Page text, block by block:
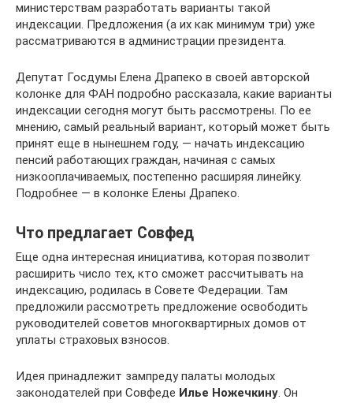
министерствам разработать варианты такой
индексации. Предложения (а их как минимум три) уже
рассматриваются в администрации президента.
Депутат Госдумы Елена Драпеко в своей авторской
колонке для ФАН подробно рассказала, какие варианты
индексации сегодня могут быть рассмотрены. По ее
мнению, самый реальный вариант, который может быть
принят еще в нынешнем году, — начать индексацию
пенсий работающих граждан, начиная с самых
низкооплачиваемых, постепенно расширяя линейку.
Подробнее — в колонке Елены Драпеко.
Что предлагает Совфед
Еще одна интересная инициатива, которая позволит
расширить число тех, кто сможет рассчитывать на
индексацию, родилась в Совете Федерации. Там
предложили рассмотреть предложение освободить
руководителей советов многоквартирных домов от
уплаты страховых взносов.
Идея принадлежит зампреду палаты молодых
законодателей при Совфеде Илье Ножечкину. Он